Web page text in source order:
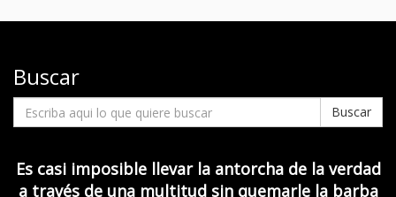
Buscar
Buscar
Es casi imposible llevar la antorcha de la verdad
a través de una multitud sin quemarle la barba